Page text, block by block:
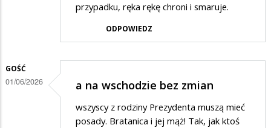
przypadku, ręka rękę chroni i smaruje.
ODPOWIEDZ
GOŚĆ
01/06/2026 a na wschodzie bez zmian
wszyscy z rodziny Prezydenta muszą mieć
posady. Bratanica i jej mąż! Tak, jak ktoś